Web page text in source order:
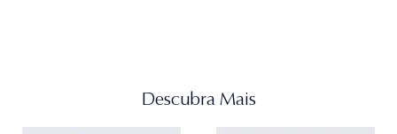
Descubra Mais